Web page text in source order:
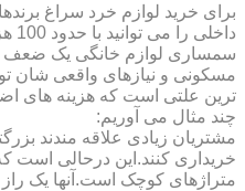
برای خرید لوازم خرد سراغ
سمساری لوازم خانگی یک ضعف
مسکونی و نیازهای واقعی شان
ترین علتی است که هزینه های
چند مثال می آوریم:
مشتریان زیادی علاقه مندند
خریداری کنند.این درحالی است
متراژهای کوچک است.آنها یک راز